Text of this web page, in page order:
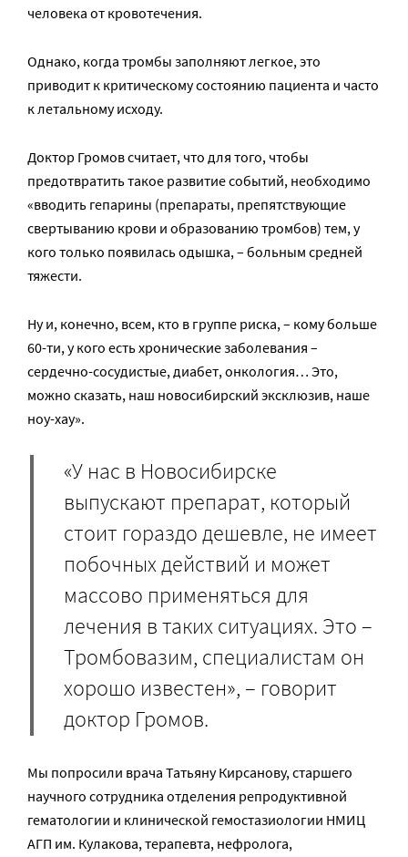
человека от кровотечения.
Однако, когда тромбы заполняют легкое, это
приводит к критическому состоянию пациента и часто
к летальному исходу.
Доктор Громов считает, что для того, чтобы
предотвратить такое развитие событий, необходимо
«вводить гепарины (препараты, препятствующие
свертыванию крови и образованию тромбов) тем, у
кого только появилась одышка, – больным средней
тяжести.
Ну и, конечно, всем, кто в группе риска, – кому больше
60-ти, у кого есть хронические заболевания –
сердечно-сосудистые, диабет, онкология… Это,
можно сказать, наш новосибирский эксклюзив, наше
ноу-хау».
«У нас в Новосибирске
выпускают препарат, который
стоит гораздо дешевле, не имеет
побочных действий и может
массово применяться для
лечения в таких ситуациях. Это –
Тромбовазим, специалистам он
хорошо известен», – говорит
доктор Громов.
Мы попросили врача Татьяну Кирсанову, старшего
научного сотрудника отделения репродуктивной
гематологии и клинической гемостазиологии НМИЦ
АГП им. Кулакова, терапевта, нефролога,